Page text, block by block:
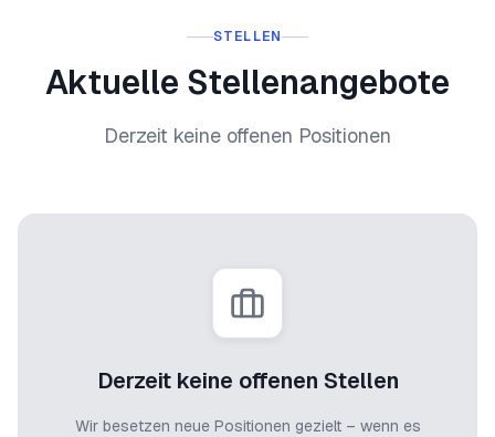
STELLEN
Aktuelle Stellenangebote
Derzeit keine offenen Positionen
Derzeit keine offenen Stellen
Wir besetzen neue Positionen gezielt – wenn es